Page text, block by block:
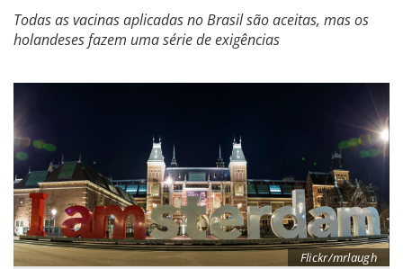
Todas as vacinas aplicadas no Brasil são aceitas, mas os
holandeses fazem uma série de exigências
Flickr/mrlaugh